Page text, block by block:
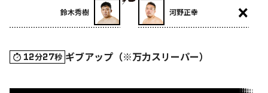
鈴木秀樹 河野正幸
12分27秒 ギブアップ（※万力スリーパー）